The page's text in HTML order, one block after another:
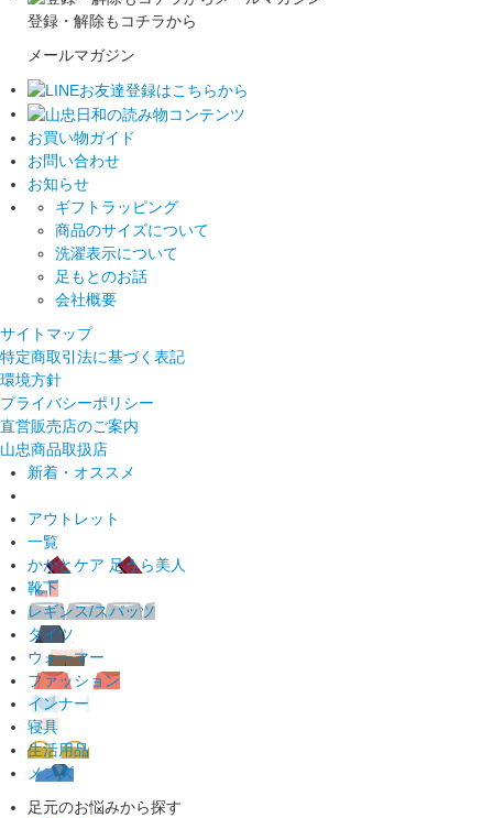
登録・解除もコチラから
メールマガジン
お買い物ガイド
お問い合わせ
お知らせ
ギフトラッピング
商品のサイズについて
洗濯表示について
足もとのお話
会社概要
サイトマップ
特定商取引法に基づく表記
環境方針
プライバシーポリシー
直営販売店のご案内
山忠商品取扱店
新着・オススメ
アウトレット
一覧
かかとケア 足うら美人
靴下
レギンス/スパッツ
タイツ
ウォーマー
ファッション
インナー
寝具
生活用品
メンズ
足元のお悩みから探す